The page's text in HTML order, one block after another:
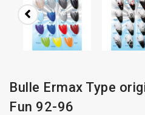
Bulle Ermax Type
Fun 92-96